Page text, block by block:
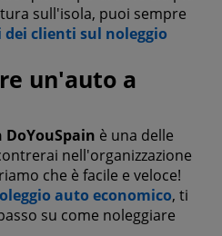
sull'isola, puoi sempre
dei clienti sul noleggio
un'auto a
è una delle
nell'organizzazione
che è facile e veloce!
auto economico, ti
su come noleggiare